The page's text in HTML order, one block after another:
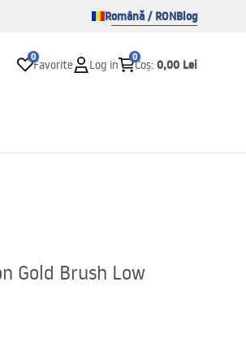
Română / RONBlog
0
Favorite Log in
0
Coș: 0,00 Lei
Gold Brush Low